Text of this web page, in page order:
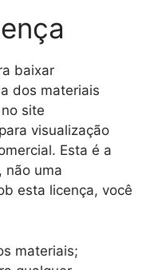
baixar
dos materiais
site
visualização
Esta é a
não uma
esta licença, você
materiais;